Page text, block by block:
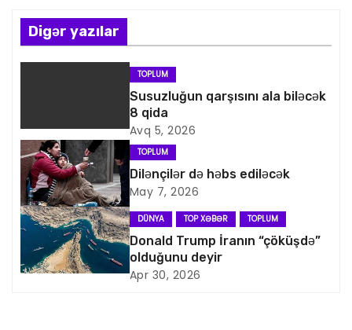
n
a
q
a
s
i
y
Digər yazılar
TOPLUM
Susuzluğun qarşısını ala biləcək
8 qida
Avq 5, 2026
TOPLUM
Dilənçilər də həbs ediləcək
May 7, 2026
DÜNYA TOP XƏBƏR TOPLUM
Donald Trump İranın “çöküşdə”
olduğunu deyir
Apr 30, 2026